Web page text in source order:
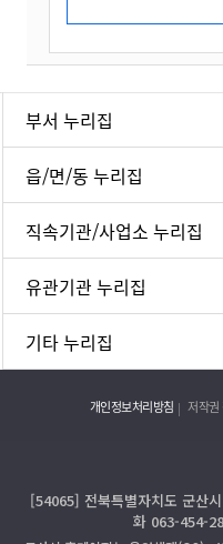
부서 누리집
읍/면/동 누리집
직속기관/사업소 누리집
유관기관 누리집
기타 누리집
개인정보처리방침 저작권
[54065] 전북특별자치도 군산
화 063-454-